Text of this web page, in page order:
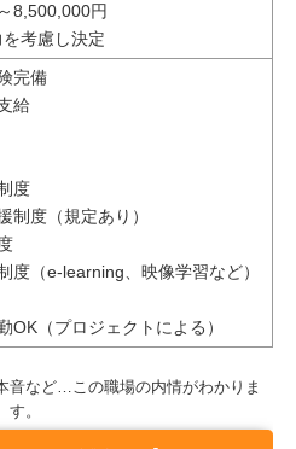
8,500,000円
考慮し決定
完備
給
度
制度（規定あり）
度（e-learning、映像学習など）
OK（プロジェクトによる）
音など…この職場の内情がわかりま
す。